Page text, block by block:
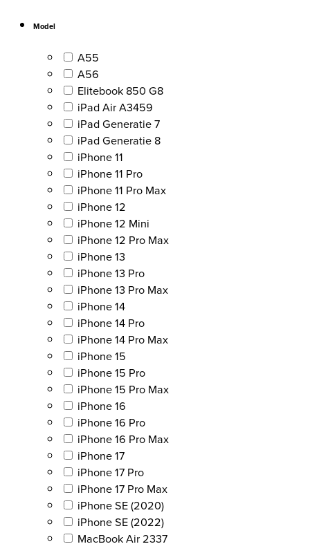
Model
A55
A56
Elitebook 850 G8
iPad Air A3459
iPad Generatie 7
iPad Generatie 8
iPhone 11
iPhone 11 Pro
iPhone 11 Pro Max
iPhone 12
iPhone 12 Mini
iPhone 12 Pro Max
iPhone 13
iPhone 13 Pro
iPhone 13 Pro Max
iPhone 14
iPhone 14 Pro
iPhone 14 Pro Max
iPhone 15
iPhone 15 Pro
iPhone 15 Pro Max
iPhone 16
iPhone 16 Pro
iPhone 16 Pro Max
iPhone 17
iPhone 17 Pro
iPhone 17 Pro Max
iPhone SE (2020)
iPhone SE (2022)
MacBook Air 2337